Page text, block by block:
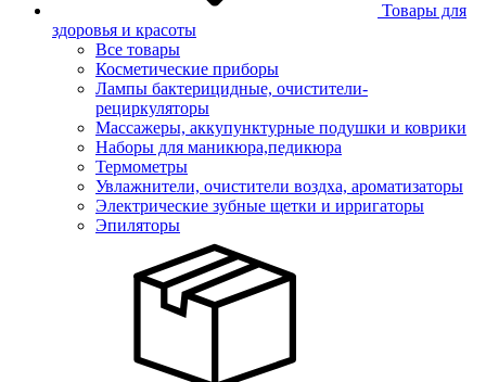
Товары для
здоровья и красоты
Все товары
Косметические приборы
Лампы бактерицидные, очистители-
рециркуляторы
Массажеры, аккупунктурные подушки и коврики
Наборы для маникюра,педикюра
Термометры
Увлажнители, очистители воздха, ароматизаторы
Электрические зубные щетки и ирригаторы
Эпиляторы